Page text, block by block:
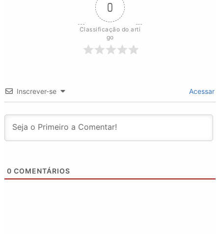
0
Classificação do arti
go
Inscrever-se Acessar
0 COMENTÁRIOS